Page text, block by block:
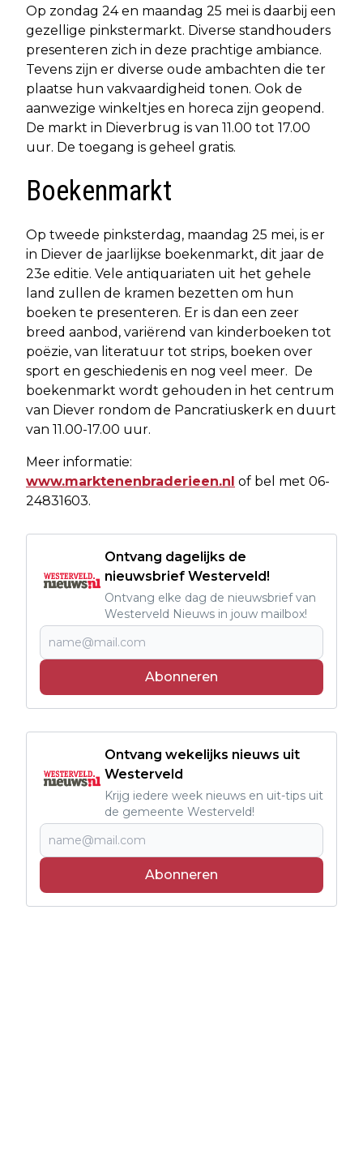
Op zondag 24 en maandag 25 mei is daarbij een
gezellige pinkstermarkt. Diverse standhouders
presenteren zich in deze prachtige ambiance.
Tevens zijn er diverse oude ambachten die ter
plaatse hun vakvaardigheid tonen. Ook de
aanwezige winkeltjes en horeca zijn geopend.
De markt in Dieverbrug is van 11.00 tot 17.00
uur. De toegang is geheel gratis.
Boekenmarkt
Op tweede pinksterdag, maandag 25 mei, is er
in Diever de jaarlijkse boekenmarkt, dit jaar de
23e editie. Vele antiquariaten uit het gehele
land zullen de kramen bezetten om hun
boeken te presenteren. Er is dan een zeer
breed aanbod, variërend van kinderboeken tot
poëzie, van literatuur tot strips, boeken over
sport en geschiedenis en nog veel meer. De
boekenmarkt wordt gehouden in het centrum
van Diever rondom de Pancratiuskerk en duurt
van 11.00-17.00 uur.
Meer informatie:
www.marktenenbraderieen.nl of bel met 06-
24831603.
Ontvang dagelijks de
nieuwsbrief Westerveld!
Ontvang elke dag de nieuwsbrief van
Westerveld Nieuws in jouw mailbox!
Abonneren
Ontvang wekelijks nieuws uit
Westerveld
Krijg iedere week nieuws en uit-tips uit
de gemeente Westerveld!
Abonneren